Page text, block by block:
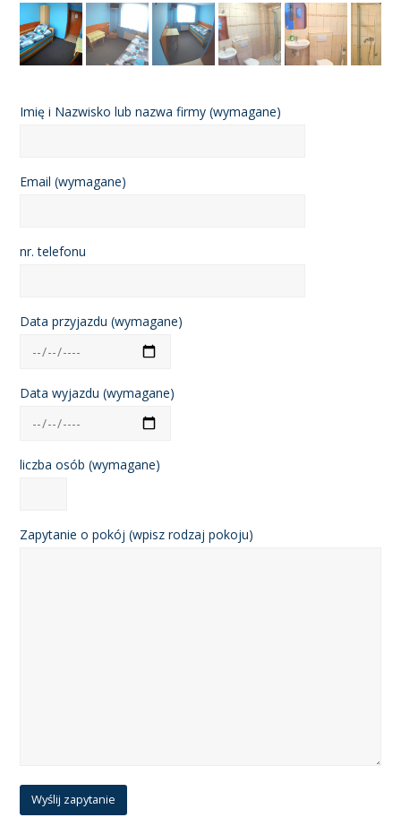
Imię i Nazwisko lub nazwa firmy (wymagane)
Email (wymagane)
nr. telefonu
Data przyjazdu (wymagane)
Data wyjazdu (wymagane)
liczba osób (wymagane)
Zapytanie o pokój (wpisz rodzaj pokoju)